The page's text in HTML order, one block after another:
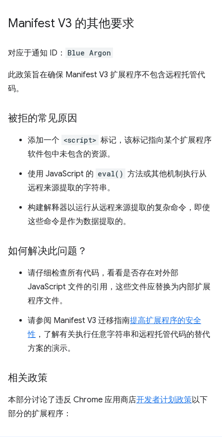
Manifest V3 的其他要求
对应于通知 ID： Blue Argon
此政策旨在确保 Manifest V3 扩展程序不包含远程托管代
码。
被拒的常见原因
添加一个 <script> 标记，该标记指向某个扩展程序
软件包中未包含的资源。
使用 JavaScript 的 eval() 方法或其他机制执行从
远程来源提取的字符串。
构建解释器以运行从远程来源提取的复杂命令，即使
这些命令是作为数据提取的。
如何解决此问题？
请仔细检查所有代码，看看是否存在对外部
JavaScript 文件的引用，这些文件应替换为内部扩展
程序文件。
请参阅 Manifest V3 迁移指南提高扩展程序的安全
性 ，了解有关执行任意字符串和远程托管代码的替代
方案的演示。
相关政策
本部分讨论了违反 Chrome 应用商店开发者计划政策以下
部分的扩展程序：